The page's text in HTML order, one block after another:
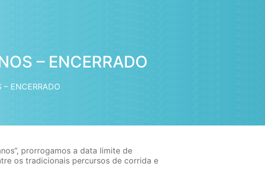
– ENCERRADO
– ENCERRADO
prorrogamos a data limite de
os tradicionais percursos de corrida e